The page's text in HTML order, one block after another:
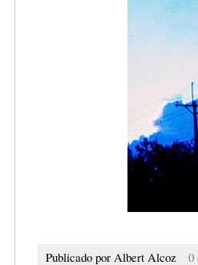
Publicado por Albert Alcoz 0